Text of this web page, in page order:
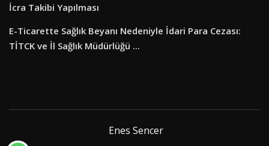
İcra Takibi Yapılması
E-Ticarette Sağlık Beyanı Nedeniyle İdari Para Cezası:
TİTCK ve İl Sağlık Müdürlüğü ...
Enes Sencer